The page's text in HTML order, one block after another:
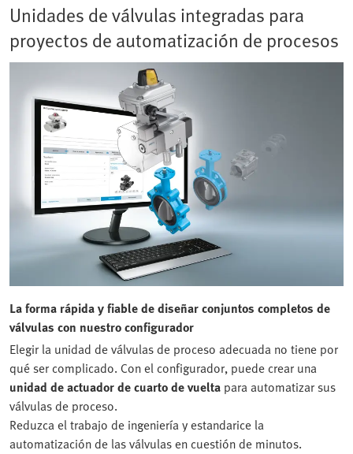
Unidades de válvulas integradas para
proyectos de automatización de procesos
La forma rápida y fiable de diseñar conjuntos completos de
válvulas con nuestro configurador
Elegir la unidad de válvulas de proceso adecuada no tiene por
qué ser complicado. Con el configurador, puede crear una
unidad de actuador de cuarto de vuelta para automatizar sus
válvulas de proceso.
Reduzca el trabajo de ingeniería y estandarice la
automatización de las válvulas en cuestión de minutos.